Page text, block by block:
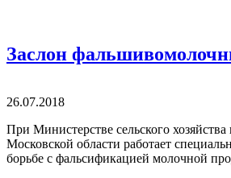
Заслон
26.07.2018
При Министерстве сельского
Московской области работает
борьбе с фальсификацией молочной